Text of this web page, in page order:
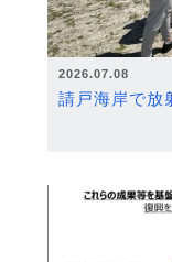
2026.07.08
請戸海岸で放